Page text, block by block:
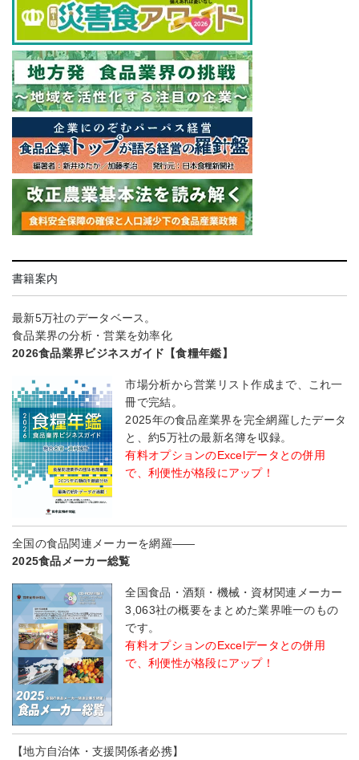
書籍案内
最新5万社のデータベース。
食品業界の分析・営業を効率化
2026食品業界ビジネスガイド【食糧年鑑】
市場分析から営業リスト作成まで、これ一
冊で完結。
2025年の食品産業界を完全網羅したデータ
と、約5万社の最新名簿を収録。
有料オプションのExcelデータとの併用
で、利便性が格段にアップ！
全国の食品関連メーカーを網羅――
2025食品メーカー総覧
全国食品・酒類・機械・資材関連メーカー
3,063社の概要をまとめた業界唯一のもの
です。
有料オプションのExcelデータとの併用
で、利便性が格段にアップ！
【地方自治体・支援関係者必携】